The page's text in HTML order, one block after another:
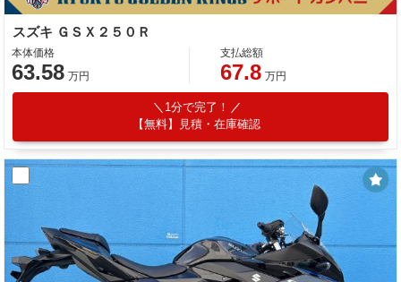
スズキ ＧＳＸ２５０Ｒ
本体価格
63.58 万円
支払総額
67.8 万円
1分で完了！
【無料】見積・在庫確認